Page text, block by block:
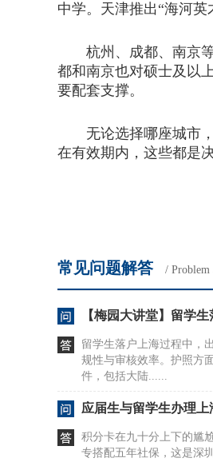
中学。天津推出“海河
杭州、成都、南京等
都和南京也对硕士及以
要配套支撑。
无论选择哪座城市，
在有效期内，这些都是
常见问题解答 / Problem
【梅园大讲堂】留学生
留学生落户上海过程中，
规性与审核效率。护照方
件，包括大陆......
应届生与留学生办理
积分卡在九十分上下的尴
专搭配五年社保，这是深